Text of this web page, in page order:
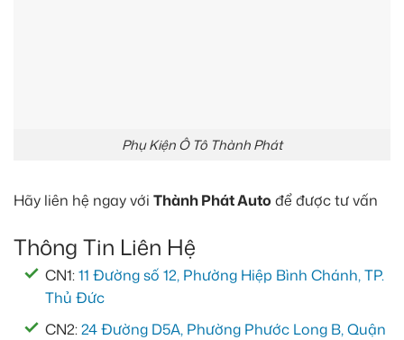
Phụ Kiện Ô Tô Thành Phát
Hãy liên hệ ngay với Thành Phát Auto để được tư vấn
Thông Tin Liên Hệ
CN1:11 Đường số 12, Phường Hiệp Bình Chánh, TP.
Thủ Đức
CN2:24 Đường D5A, Phường Phước Long B, Quận